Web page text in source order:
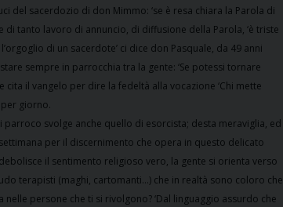
del sacerdozio di don Mimmo: ‘se è resa chiara la Parola di
tanto lavoro di annuncio, di diffusione della Parola, ‘è triste
di un sacerdote’ ci dice don Pasquale, da 49 anni
sempre in parrocchia tra la gente: ‘Se potessi tornare
il vangelo per dire la fedeltà alla vocazione ‘Chi mette
giorno.
svolge anche quello di esorcista; desta meraviglia,
per il discernimento che opera in questo delicato
il sentimento religioso vero, la gente si orienta verso
terapisti (maghi, cartomanti…) che in realtà sono coloro che
persone che ti si rivolgono? ‘Dal linguaggio assurdo che